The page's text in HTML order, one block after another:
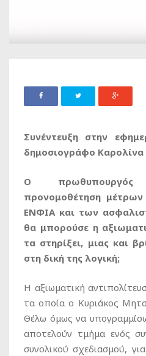
Συνέντευξη στην
δημοσιογράφο
Ο πρωθυπουργός
προνομοθέτηση
ΕΝΦΙΑ και των
θα μπορούσε η
τα στηρίξει, μιας και
στη δική της λογική;
Η αξιωματική
τα οποία ο Κυριάκος
Θέλω όμως να
αποτελούν τμήμα ενός
συνολικού σχεδιασμού,